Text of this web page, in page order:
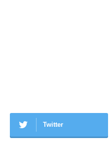
Twitter